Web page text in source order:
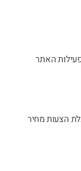
האתר
הצעות מחיר